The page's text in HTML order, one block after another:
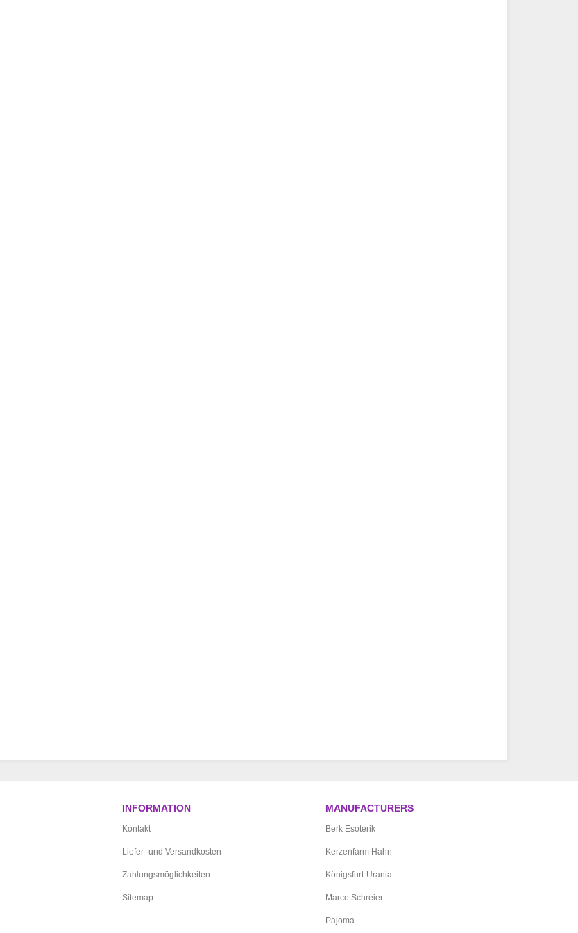
INFORMATION
Kontakt
Liefer- und Versandkosten
Zahlungsmöglichkeiten
Sitemap
MANUFACTURERS
Berk Esoterik
Kerzenfarm Hahn
Königsfurt-Urania
Marco Schreier
Pajoma